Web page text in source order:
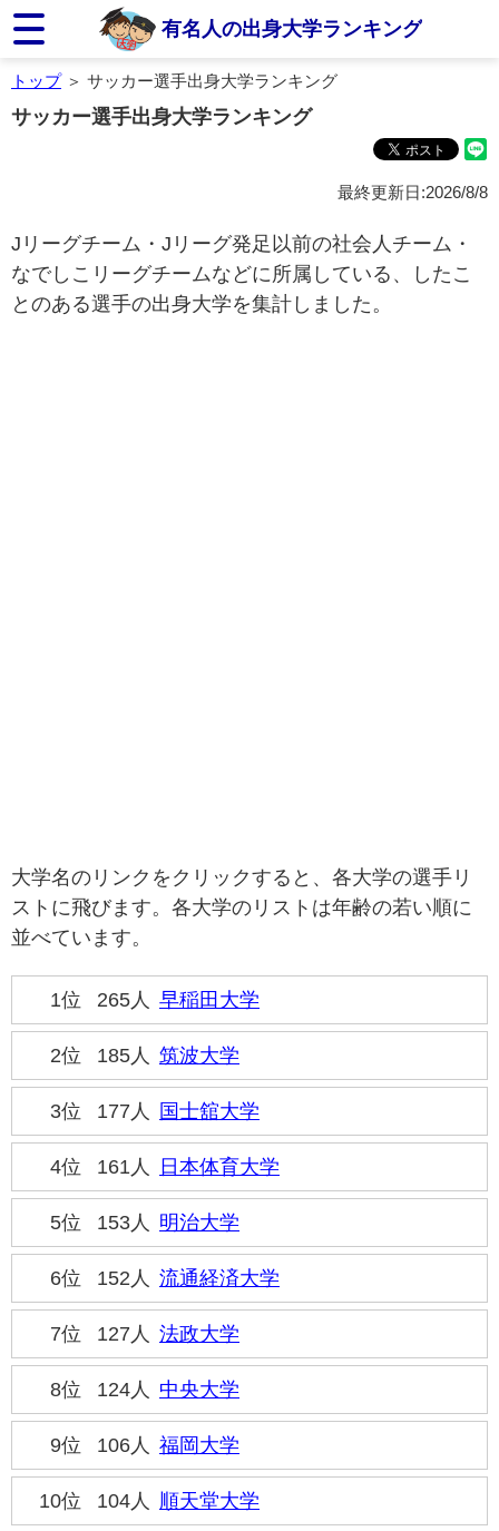
有名人の出身大学ランキング
トップ＞ サッカー選手出身大学ランキング
サッカー選手出身大学ランキング
最終更新日:2026/8/8
Jリーグチーム・Jリーグ発足以前の社会人チーム・
なでしこリーグチームなどに所属している、したこ
とのある選手の出身大学を集計しました。
大学名のリンクをクリックすると、各大学の選手リ
ストに飛びます。各大学のリストは年齢の若い順に
並べています。
1位 265人 早稲田大学
2位 185人 筑波大学
3位 177人 国士舘大学
4位 161人 日本体育大学
5位 153人 明治大学
6位 152人 流通経済大学
7位 127人 法政大学
8位 124人 中央大学
9位 106人 福岡大学
10位 104人 順天堂大学